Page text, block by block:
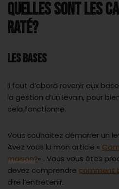
QUELLES SONT LES
RATÉ?
LES BASES
Il faut d’abord revenir aux
la gestion d’un levain, pour
cela fonctionne.
Vous souhaitez démarrer un
Avez vous lu mon article «
maison?« . Vous vous êtes
devez comprendre comment
dire l’entretenir.